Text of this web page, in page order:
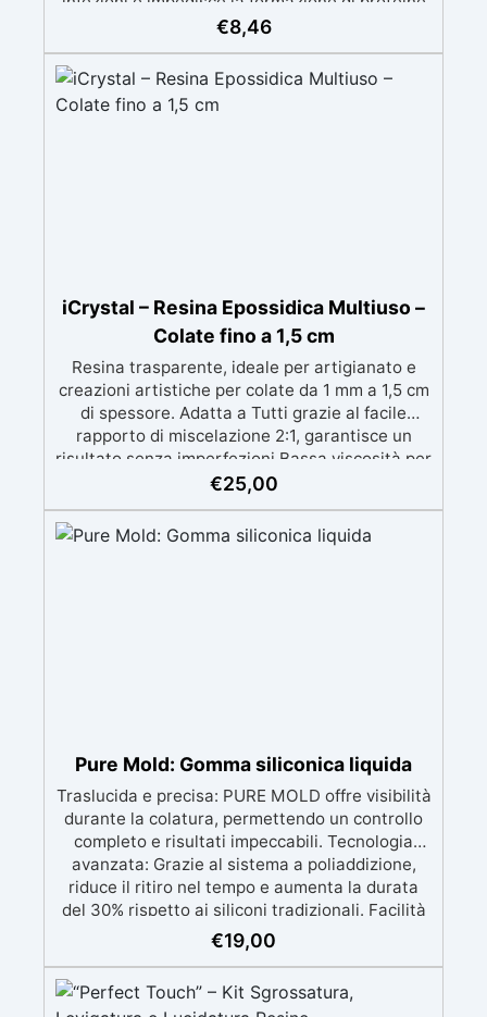
batteriche. ✅ Capelli Dorati e Luminosi: Dona
morbidezza dei capelli. ✅ Maschera Viso
Illuminante: Migliora la luminosità della pelle
senza effetti di colorazione permanenti. ✅
€8,46
iCrystal – Resina Epossidica Multiuso –
Colate fino a 1,5 cm
Resina trasparente, ideale per artigianato e
creazioni artistiche per colate da 1 mm a 1,5 cm
di spessore. Adatta a Tutti grazie al facile
rapporto di miscelazione 2:1, garantisce un
risultato senza imperfezioni Bassa viscosità per
colate senza bolle, compatibile con legno,
Certificata post-catalisi atossica e sicura per il
contatto con la pelle, Bpa Free e senza Solventi
€25,00
Pure Mold: Gomma siliconica liquida
Traslucida e precisa: PURE MOLD offre visibilità
durante la colatura, permettendo un controllo
completo e risultati impeccabili. Tecnologia
avanzata: Grazie al sistema a poliaddizione,
riduce il ritiro nel tempo e aumenta la durata
del 30% rispetto ai siliconi tradizionali. Facilità
d'uso: Miscelazione semplice con rapporto 1:1,
ideale sia per principianti che professionisti.
Versatile: Compatibile con resine, cere, metalli
a basso punto di fusione, saponi, cementi e
€19,00